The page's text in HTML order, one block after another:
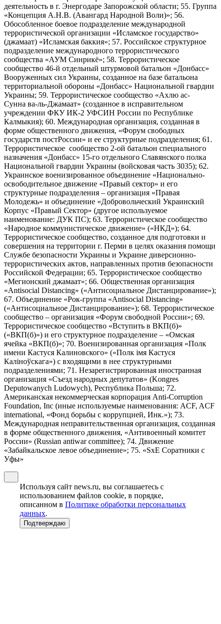
деятельность в г. Энергодаре Запорожской области; 55. Группа
«Концепция А.Н.В. (Авангард Народной Воли)»; 56.
Обособленное боевое подразделение международной
террористической организации «Исламское государство»
(джамаат) «Исламская баккия»; 57. Российское структурное
подразделение международного террористического
сообщества «АУМ Синрикё»; 58. Террористическое
сообщество 46-й отдельный штурмовой батальон «Донбасс»
Вооруженных сил Украины, созданное на базе батальона
территориальной обороны «Донбасс» Национальной гвардии
Украины; 59. Террористическое сообщество «Ахлю ас-
Сунна ва-ль-Джамаат» (созданное в исправительном
учреждении ФКУ ИК-2 УФСИН России по Республике
Калмыкия); 60. Международная организация, созданная в
форме общественного движения, «Форум свободных
государств постРоссии» и ее структурные подразделения; 61.
Террористическое сообщество 2-ой батальон специального
назначения «Донбасс» 15-го отдельного Славянского полка
Национальной гвардии Украины (войсковая часть 3035); 62.
Украинское военизированное объединение «Национально-
освободительное движение «Правый сектор» и его
структурные подразделения – организация «Правая
Молодежь» и объединение «Добровольческий Украинский
Корпус «Правый Сектор» (другое используемое
наименование: ДУК ПС); 63. Террористическое сообщество
«Народное коммунистическое движение» («НКД»); 64.
Террористическое сообщество, созданное для подготовки и
совершения на территории г. Перми в целях оказания помощи
Службе безопасности Украины и Украине диверсионно-
террористических актов, направленных против безопасности
Российской Федерации; 65. Террористическое сообщество
«Мегионский джамаат»; 66. Общественная организация
«Antisocial Distancing» («Антисоциальное Дистанцирование»);
67. Объединение «Рок-группа «Antisocial Distancing»
(«Антисоциальное Дистанцирование»); 68. Террористическое
сообщество – организация «Форум свободной России»; 69.
Террористическое сообщество «Вступить в ВКП(б)»
(«ВКП(б)») и его структурное подразделение – «Омская
ячейка «ВКП(б)»; 70. Военизированная организация «Полк
имени Кастуся Калиновского» («Полк iмя Кастуся
Калiноўскага») с входящими в нее структурными
подразделениями; 71. Незарегистрированная иностранная
организация «Съезд народных депутатов» (Kongres
Deputowanych Ludowych), Республика Польша; 72.
Американская некоммерческая корпорация Anti-Corruption
Foundation, Inc (иные используемые наименования: ACF, ACF
international, «Фонд борьбы с коррупцией, Инк.»); 73.
Международная неправительственная организация, созданная
в форме общественного движения, «Антивоенный комитет
России» (Russian antiwar committee); 74. Движение
«Забайкальское левое объединение»; 75. «SxE Соратники с
Уфы»
Используя сайт news.ru, вы соглашаетесь с
использованием файлов cookie, в порядке,
описанном в Политике обработки персональных
данных.
Подтверждаю